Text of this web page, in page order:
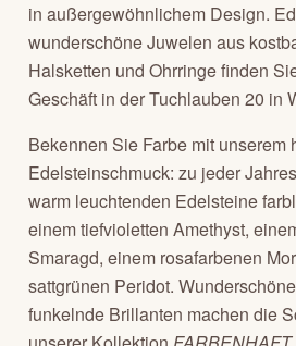
in außergewöhnlichem Design.
wunderschöne Juwelen aus
Halsketten und Ohrringe finden
Geschäft in der Tuchlauben 20 in
Bekennen Sie Farbe mit unserem
Edelsteinschmuck: zu jeder
warm leuchtenden Edelsteine
einem tiefvioletten Amethyst,
Smaragd, einem rosafarbenen
sattgrünen Peridot.
funkelnde Brillanten machen die